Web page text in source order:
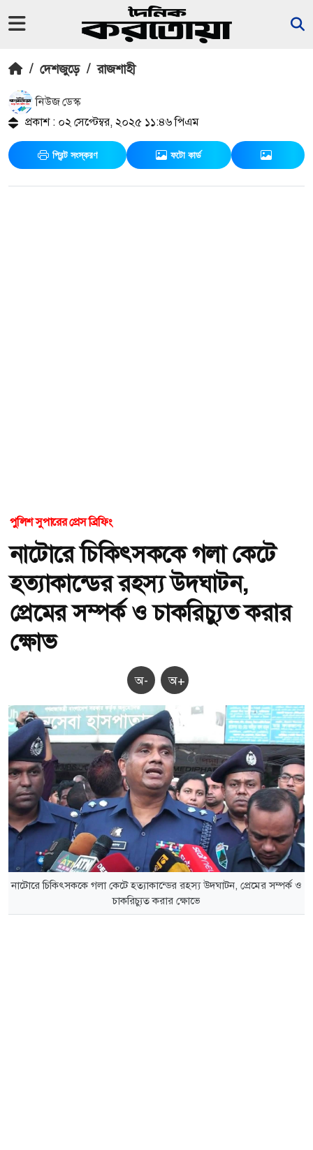
/ দেশজুড়ে / রাজশাহী
নিউজ ডেস্ক
প্রকাশ : ০২ সেপ্টেম্বর, ২০২৫ ১১:৪৬ পিএম
প্রিন্ট সংস্করণ ফটো কার্ড
পুলিশ সুপারের প্রেস ব্রিফিং
নাটোরে চিকিৎসককে গলা কেটে
হত্যাকান্ডের রহস্য উদঘাটন,
প্রেমের সম্পর্ক ও চাকরিচ্যুত করার
ক্ষোভ
অ- অ+
নাটোরে চিকিৎসককে গলা কেটে হত্যাকান্ডের রহস্য উদঘাটন, প্রেমের সম্পর্ক ও
চাকরিচ্যুত করার ক্ষোভে